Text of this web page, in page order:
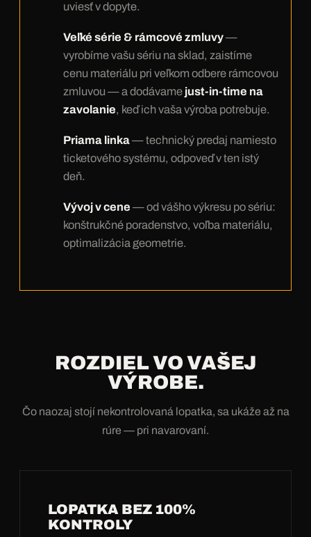
uviesť v dopyte.
Veľké série & rámcové zmluvy—
vyrobíme vašu sériu na sklad, zaistíme
cenu materiálu pri veľkom odbere rámcovou
zmluvou — a dodávame just-in-time na
zavolanie, keď ich vaša výroba potrebuje.
Priama linka— technický predaj namiesto
ticketového systému, odpoveď v ten istý
deň.
Vývoj v cene — od vášho výkresu po sériu:
konštrukčné poradenstvo, voľba materiálu,
optimalizácia geometrie.
ROZDIEL VO VAŠEJ
VÝROBE.
Čo naozaj stojí nekontrolovaná lopatka, sa ukáže až na
rúre — pri navarovaní.
LOPATKA BEZ 100%
KONTROLY